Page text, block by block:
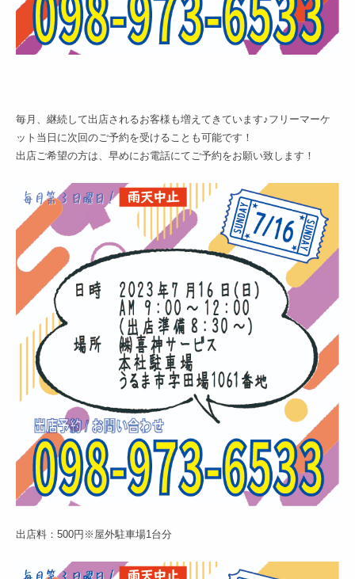
毎月、継続して出店されるお客様も増えてきています♪フリーマーケ
ット当日に次回のご予約を受けることも可能です！
出店ご希望の方は、早めにお電話にてご予約をお願い致します！
出店料：500円※屋外駐車場1台分